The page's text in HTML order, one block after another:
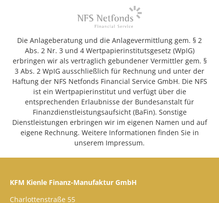
Die Anlageberatung und die Anlagevermittlung gem. § 2
Abs. 2 Nr. 3 und 4 Wertpapierinstitutsgesetz (WpIG)
erbringen wir als vertraglich gebundener Vermittler gem. §
3 Abs. 2 WpIG ausschließlich für Rechnung und unter der
Haftung der NFS Netfonds Financial Service GmbH. Die NFS
ist ein Wertpapierinstitut und verfügt über die
entsprechenden Erlaubnisse der Bundesanstalt für
Finanzdienstleistungsaufsicht (BaFin). Sonstige
Dienstleistungen erbringen wir im eigenen Namen und auf
eigene Rechnung. Weitere Informationen finden Sie in
unserem Impressum.
KFM Kienle Finanz-Manufaktur GmbH
Charlottenstraße 55